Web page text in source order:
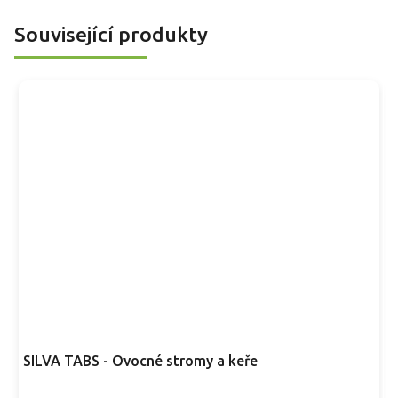
marmeládu.
Související produkty
SILVA TABS - Ovocné stromy a keře